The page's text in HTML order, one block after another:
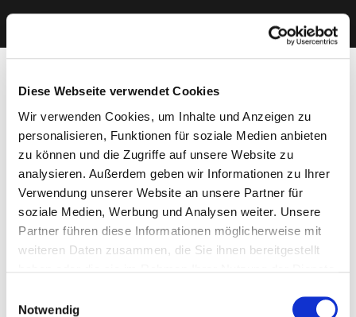
Diese Webseite verwendet Cookies
Wir verwenden Cookies, um Inhalte und Anzeigen zu
personalisieren, Funktionen für soziale Medien anbieten
zu können und die Zugriffe auf unsere Website zu
analysieren. Außerdem geben wir Informationen zu Ihrer
Verwendung unserer Website an unsere Partner für
soziale Medien, Werbung und Analysen weiter. Unsere
Partner führen diese Informationen möglicherweise mit
weiteren Daten zusammen, die Sie ihnen bereitgestellt
Cookies, wenn Sie unsere Webseite weiterhin nutzen.
Notwendig